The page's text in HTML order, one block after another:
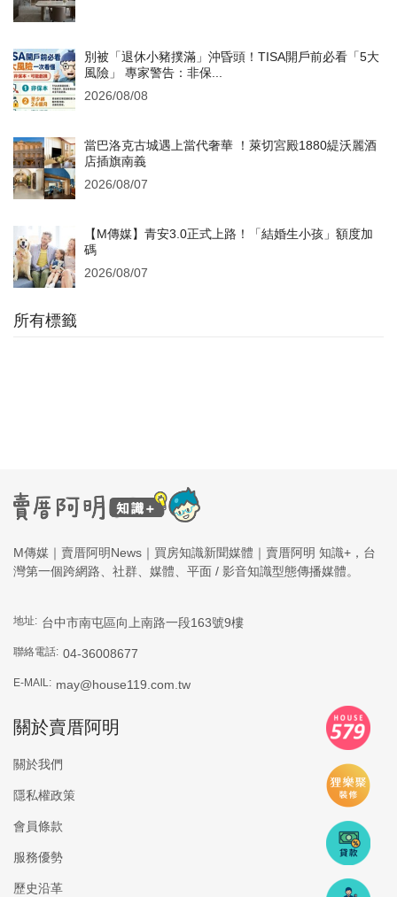
別被「退休小豬撲滿」沖昏頭！TISA開戶前必看「5大
風險」 專家警告：非保...
2026/08/08
當巴洛克古城遇上當代奢華 ！萊切宮殿1880緹沃麗酒
店插旗南義
2026/08/07
【M傳媒】青安3.0正式上路！「結婚生小孩」額度加
碼
2026/08/07
所有標籤
M傳媒｜賣厝阿明News｜買房知識新聞媒體｜賣厝阿明 知識+，台
灣第一個跨網路、社群、媒體、平面 / 影音知識型態傳播媒體。
地址: 台中市南屯區向上南路一段163號9樓
聯絡電話: 04-36008677
E-MAIL: may@house119.com.tw
關於賣厝阿明
關於我們
隱私權政策
會員條款
服務優勢
歷史沿革